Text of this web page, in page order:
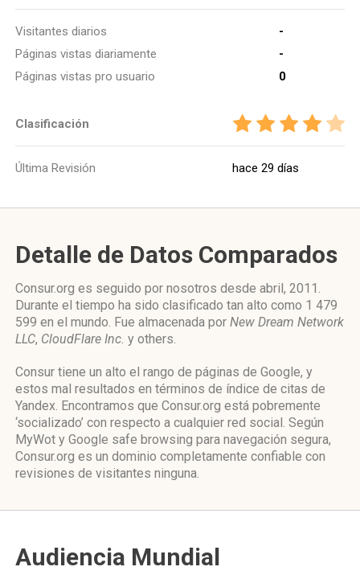
Visitantes diarios
-
Páginas vistas diariamente
-
Páginas vistas pro usuario
0
Clasificación
Última Revisión hace 29 días
Detalle de Datos Comparados
Consur.org es seguido por nosotros desde abril, 2011.
Durante el tiempo ha sido clasificado tan alto como 1 479
599 en el mundo. Fue almacenada por New Dream Network
LLC, CloudFlare Inc. y others.
Consur tiene un alto el rango de páginas de Google, y
estos mal resultados en términos de índice de citas de
Yandex. Encontramos que Consur.org está pobremente
‘socializado’ con respecto a cualquier red social. Según
MyWot y Google safe browsing para navegación segura,
Consur.org es un dominio completamente confiable con
revisiones de visitantes ninguna.
Audiencia Mundial